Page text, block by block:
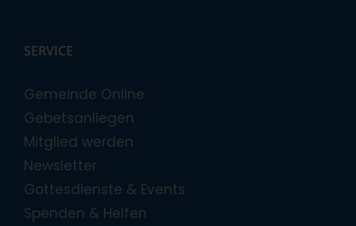
SERVICE
Gemeinde Online
Gebetsanliegen
Mitglied werden
Newsletter
Gottesdienste & Events
Spenden & Helfen